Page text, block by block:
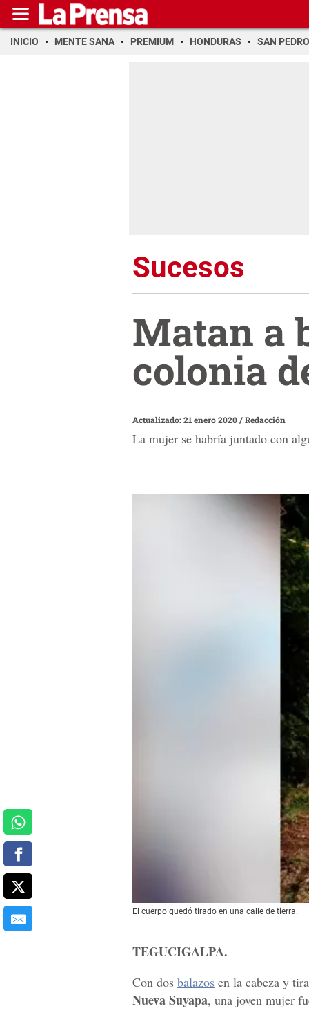
INICIO MENTE SANA PREMIUM HONDURAS SAN PEDRO
Sucesos
Matan a
colonia
Actualizado: 21 enero 2020/Redacción
La mujer se habría juntado con
El cuerpo quedó tirado en una calle de tierra.
TEGUCIGALPA.
Con dos balazos en la cabeza y
Nueva Suyapa, una joven mujer